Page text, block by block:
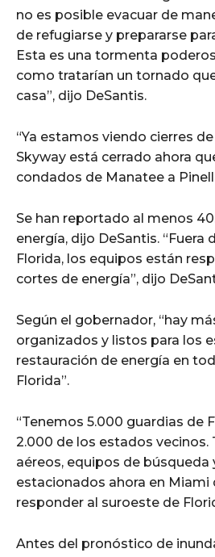
no es posible evacuar de
de refugiarse y prepararse
Esta es una tormenta
como tratarían un tornado
casa”, dijo DeSantis.
“Ya estamos viendo cierres
Skyway está cerrado ahora
condados de Manatee a
Se han reportado al menos
energía, dijo DeSantis. “Fuera
Florida, los equipos están
cortes de energía”, dijo
Según el gobernador, “hay
organizados y listos para los
restauración de energía en
Florida”.
“Tenemos 5.000 guardias de
2.000 de los estados vecinos.
aéreos, equipos de búsqueda
estacionados ahora en Miami
responder al suroeste de
Antes del pronóstico de